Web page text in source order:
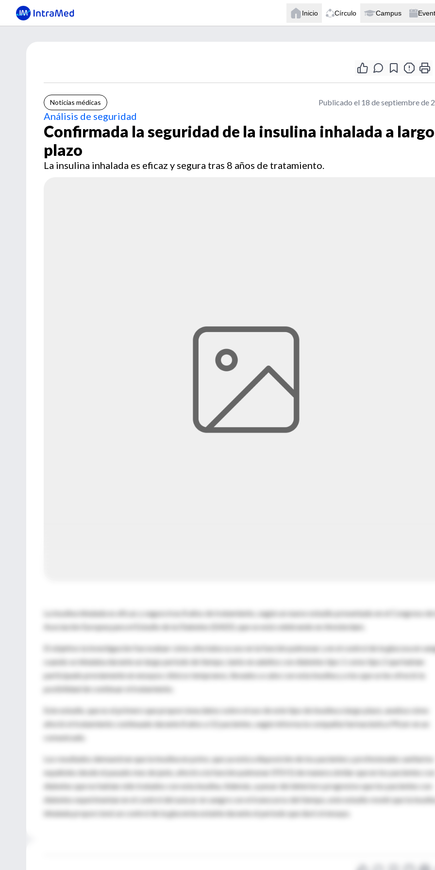
Inicio Círculo Campus
Noticias médicas Publicado el 18 de septiembre de
Análisis de seguridad
Confirmada la seguridad de la insulina inhalada a largo
plazo
La insulina inhalada es eficaz y segura tras 8 años de tratamiento.
La insulina inhalada es eficaz y segura tras 8 años de tratamiento, según un nuevo estudio presentado en el Congreso de
Asociación Europea para el Estudio de la Diabetes (EASD), que se está celebrando en Amsterdam.
El objetivo la investigación fue evaluar cómo afectaba su uso en la función pulmonar y en el control de la glucosa en
cuando se inhalaba durante un largo periodo de tiempo, tanto en adultos con diabetes tipo 1 como tipo 2 que habían
participado previamente en ensayos clínicos tempranos, llevados a cabo con esta insulina y a los que se les ofreció la
posibilidad de continuar el tratamiento.
Este estudio, que es el primero que proporciona datos sobre el uso de este tipo de insulina a largo plazo, analiza cómo
afectó el tratamiento continuado durante 8 años a 52 pacientes, según informa la compañía farmacéutica Pfizer en un
comunicado.
Los resultados demuestran que la insulina en polvo, que ya está a disposición de los pacientes y profesionales sanitarios
españoles desde el pasado mes de junio, afectó a la función pulmonar (FEV1) de manera similar que en los pacientes con
diabetes que no habían sido tratados con esta insulina. Además, a pesar del deterioro progresivo que los pacientes con
diabetes experimentan en el control del azúcar en sangre con el transcurso del tiempo, este estudio reveló que la
inhalada proporcionó un control de la glucemia estable durante el periodo que duró el ensayo.